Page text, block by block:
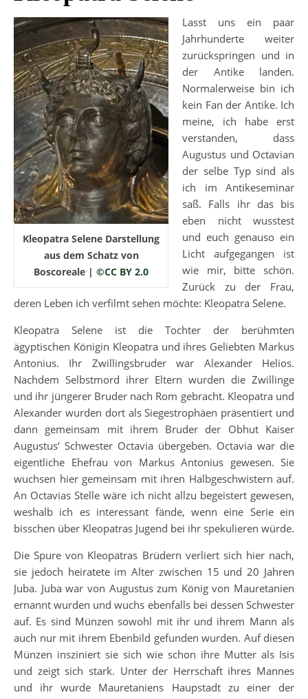
Kleopatra Selene Darstellung
aus dem Schatz von
Boscoreale | ©CC BY 2.0
Lasst uns ein paar
Jahrhunderte weiter
zurückspringen und in
der Antike landen.
Normalerweise bin ich
kein Fan der Antike. Ich
meine, ich habe erst
verstanden, dass
Augustus und Octavian
der selbe Typ sind als
ich im Antikeseminar
saß. Falls ihr das bis
eben nicht wusstest
und euch genauso ein
Licht aufgegangen ist
wie mir, bitte schön.
Zurück zu der Frau,
deren Leben ich verfilmt sehen möchte: Kleopatra Selene.
Kleopatra Selene ist die Tochter der berühmten
ägyptischen Königin Kleopatra und ihres Geliebten Markus
Antonius. Ihr Zwillingsbruder war Alexander Helios.
Nachdem Selbstmord ihrer Eltern wurden die Zwillinge
und ihr jüngerer Bruder nach Rom gebracht. Kleopatra und
Alexander wurden dort als Siegestrophäen präsentiert und
dann gemeinsam mit ihrem Bruder der Obhut Kaiser
Augustus‘ Schwester Octavia übergeben. Octavia war die
eigentliche Ehefrau von Markus Antonius gewesen. Sie
wuchsen hier gemeinsam mit ihren Halbgeschwistern auf.
An Octavias Stelle wäre ich nicht allzu begeistert gewesen,
weshalb ich es interessant fände, wenn eine Serie ein
bisschen über Kleopatras Jugend bei ihr spekulieren würde.
Die Spure von Kleopatras Brüdern verliert sich hier nach,
sie jedoch heiratete im Alter zwischen 15 und 20 Jahren
Juba. Juba war von Augustus zum König von Mauretanien
ernannt wurden und wuchs ebenfalls bei dessen Schwester
auf. Es sind Münzen sowohl mit ihr und ihrem Mann als
auch nur mit ihrem Ebenbild gefunden wurden. Auf diesen
Münzen insziniert sie sich wie schon ihre Mutter als Isis
und zeigt sich stark. Unter der Herrschaft ihres Mannes
und ihr wurde Mauretaniens Haupstadt zu einer der